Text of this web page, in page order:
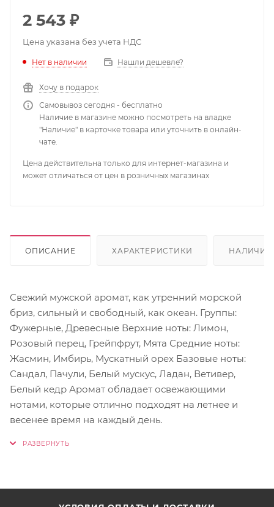
2 543 ₽
Цена указана без учета НДС
Нет в наличии Нашли дешевле?
Хочу в подарок
Самовывоз сегодня - бесплатно
Наличие в магазине можно посмотреть на владке
"Наличие" в карточке товара или уточнить в онлайн-
чате.
Цена действительна только для интернет-магазина и
может отличаться от цен в розничных магазинах
ОПИСАНИЕ ХАРАКТЕРИСТИКИ НАЛИЧИЕ
Свежий мужской аромат, как утренний морской
бриз, сильный и свободный, как океан. Группы:
Фужерные, Древесные Верхние ноты: Лимон,
Розовый перец, Грейпфрут, Мята Средние ноты:
Жасмин, Имбирь, Мускатный орех Базовые ноты:
Сандал, Пачули, Белый мускус, Ладан, Ветивер,
Белый кедр Аромат обладает освежающими
нотами, которые отлично подходят на летнее и
весенее время на каждый день.